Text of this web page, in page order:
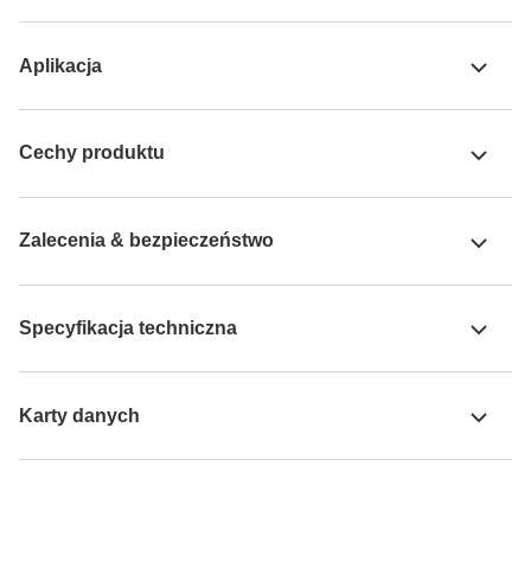
Aplikacja
Cechy produktu
Zalecenia & bezpieczeństwo
Specyfikacja techniczna
Karty danych